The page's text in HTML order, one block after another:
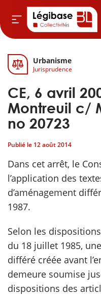
& Cimetières
& Élu local
Finances locales
Urbanisme
Jurisprudence
CE, 6 avril
Montreuil c/
no 20723
Publié le 12 août 2014
Dans cet arrêt, le
l’application des
d’aménagement
1987.
Selon les
du 18 juillet 1985,
différé créée avant
demeure soumise
dispositions des